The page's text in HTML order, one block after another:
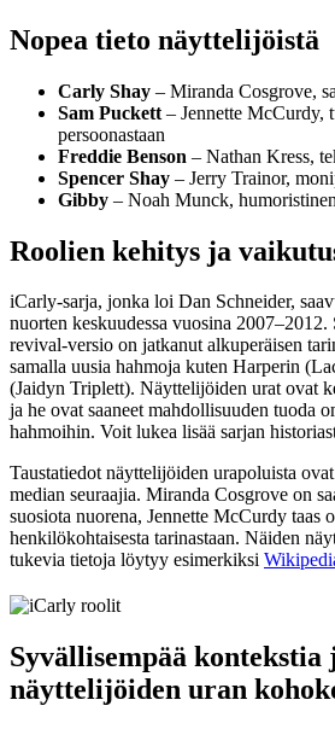
Nopea tieto näyttelijöistä
Carly Shay – Miranda Cosgrove,
Sam Puckett – Jennette McCurdy,
persoonastaan
Freddie Benson – Nathan Kress,
Spencer Shay – Jerry Trainor,
Gibby – Noah Munck,
Roolien kehitys ja
iCarly-sarja, jonka loi Dan Schneider,
nuorten keskuudessa vuosina
revival-versio on jatkanut alkuperäisen
samalla uusia hahmoja kuten Harperin
(Jaidyn Triplett). Näyttelijöiden urat ovat
ja he ovat saaneet mahdollisuuden tuoda
hahmoihin. Voit lukea lisää sarjan
Taustatiedot näyttelijöiden urapoluista
median seuraajia. Miranda Cosgrove on
suosiota nuorena, Jennette McCurdy taas
henkilökohtaisesta tarinastaan. Näiden
tukevia tietoja löytyy esimerkiksi
Syvällisempää kontekstia
näyttelijöiden uran